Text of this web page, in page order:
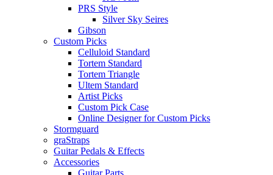
PRS Style
Silver Sky Seires
Gibson
Custom Picks
Celluloid Standard
Tortem Standard
Tortem Triangle
Ultem Standard
Artist Picks
Custom Pick Case
Online Designer for Custom Picks
Stormguard
graStraps
Guitar Pedals & Effects
Accessories
Guitar Parts